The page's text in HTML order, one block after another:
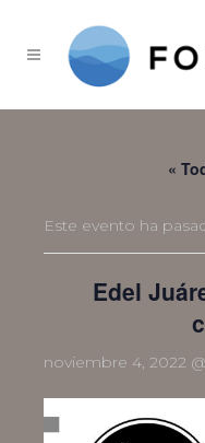
«
Este evento ha
Edel
noviembre 4, 2022